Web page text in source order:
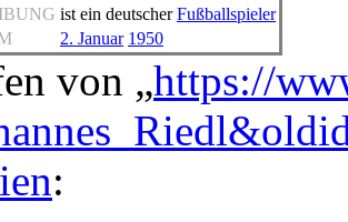
ist ein deutscherFußballspieler
2. Januar 1950
von „https://
: